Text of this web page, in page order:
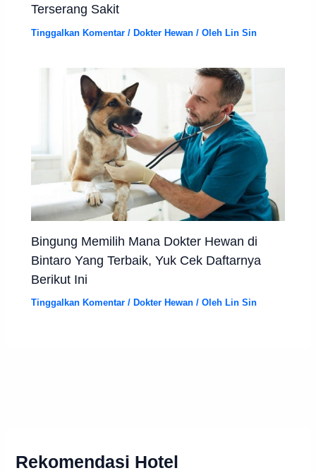
Terserang Sakit
Tinggalkan Komentar /Dokter Hewan / OlehLin Sin
Bingung Memilih Mana Dokter Hewan di
Bintaro Yang Terbaik, Yuk Cek Daftarnya
Berikut Ini
Tinggalkan Komentar / Dokter Hewan / Oleh Lin Sin
Rekomendasi Hotel